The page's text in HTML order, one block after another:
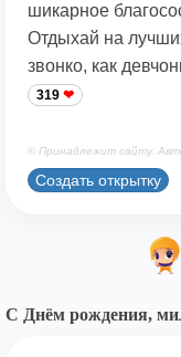
шикарное
Отдыхай на
звонко, как
319
© Принадлежит сайту.
Создать открытку
С Днём рождения,